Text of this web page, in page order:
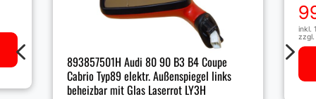
893857501H Audi 80 90 B3 B4 Coupe
Cabrio Typ89 elektr. Außenspiegel links
beheizbar mit Glas Laserrot LY3H
inkl.
zzgl.
4 5